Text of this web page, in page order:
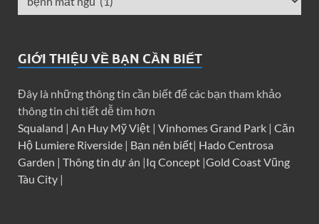
GIỚI THIỆU VỀ BẠN CẦN BIẾT
Đây là những thông tin cần biết để các bạn tham khảo
thông tin chi tiết dễ tìm hơn
Squaland | An Huy Mỹ Việt | Vinhomes Grand Park | Căn
Hộ Lumiere Riverside | Bạn nên biết| Hado Centrosa
Garden | Thông tin dự án |Iq Concept |Gold Coast Vũng
Tàu City |